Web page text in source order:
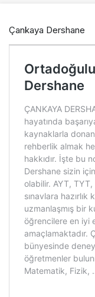
Çankaya Dershane